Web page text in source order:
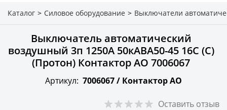
Каталог > Силовое оборудование > Выключатели
Выключатель автоматический
воздушный 3п 1250А 50кАВА50-45 16С (С)
(Протон) Контактор АО 7006067
Артикул: 7006067 / Контактор АО
Оставить отзыв